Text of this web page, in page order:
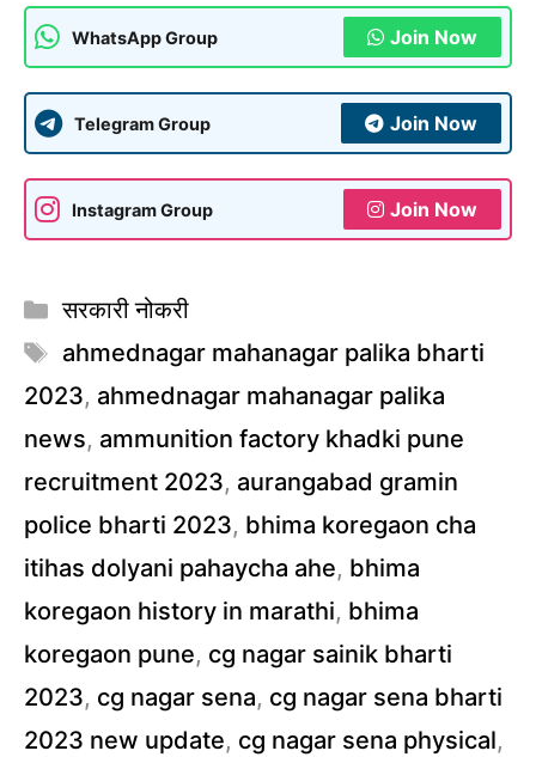
WhatsApp Group Join Now
Telegram Group Join Now
Instagram Group Join Now
Categories
सरकारी नोकरी
Tags
ahmednagar mahanagar palika bharti
2023, ahmednagar mahanagar palika
news, ammunition factory khadki pune
recruitment 2023, aurangabad gramin
police bharti 2023, bhima koregaon cha
itihas dolyani pahaycha ahe, bhima
koregaon history in marathi, bhima
koregaon pune, cg nagar sainik bharti
2023, cg nagar sena, cg nagar sena bharti
2023 new update, cg nagar sena physical,